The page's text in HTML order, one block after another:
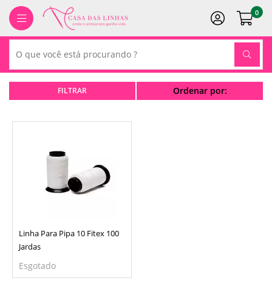
0
Ordenar por:
Linha Para Pipa 10 Fitex 100
Jardas
Esgotado